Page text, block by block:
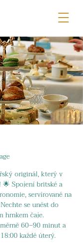
originál, který v
Spojení britské a
servírované na
se unést do
hrnkem čaje.
60–90 minut a
každé úterý.